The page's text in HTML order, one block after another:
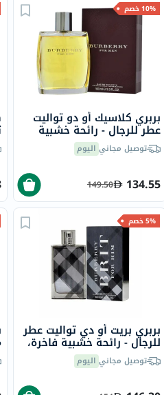
10% خصم
بربري كلاسيك أو دو تواليت
عطر للرجال - رائحة خشبية
حارة فاخرة 100 مل
توصيل مجاني اليوم
134.55
149.50
5% خصم
بربري بريت أو دي تواليت عطر
للرجال - رائحة خشبية فاخرة،
100 ملتوصيل مجاني اليوم